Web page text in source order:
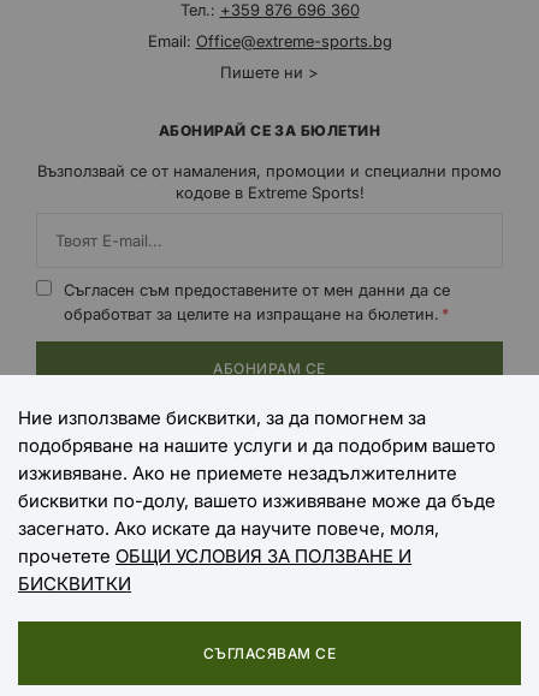
Тел.: +359 876 696 360
Email: Office@extreme-sports.bg
Пишете ни >
АБОНИРАЙ СЕ ЗА БЮЛЕТИН
Възползвай се от намаления, промоции и специални промо
кодове в Extreme Sports!
Съгласен съм предоставените от мен данни да се
обработват за целите на изпращане на бюлетин.
АБОНИРАМ СЕ
НАЧИНИ НА ПЛАЩАНЕ
НАЧИНИ НА ДОСТАВКА
Copyright © 2025 EXTREME SPORTS
Ние използваме бисквитки, за да помогнем за
подобряване на нашите услуги и да подобрим вашето
изживяване. Ако не приемете незадължителните
бисквитки по-долу, вашето изживяване може да бъде
засегнато. Ако искате да научите повече, моля,
прочетете ОБЩИ УСЛОВИЯ ЗА ПОЛЗВАНЕ И
БИСКВИТКИ
СЪГЛАСЯВАМ СЕ